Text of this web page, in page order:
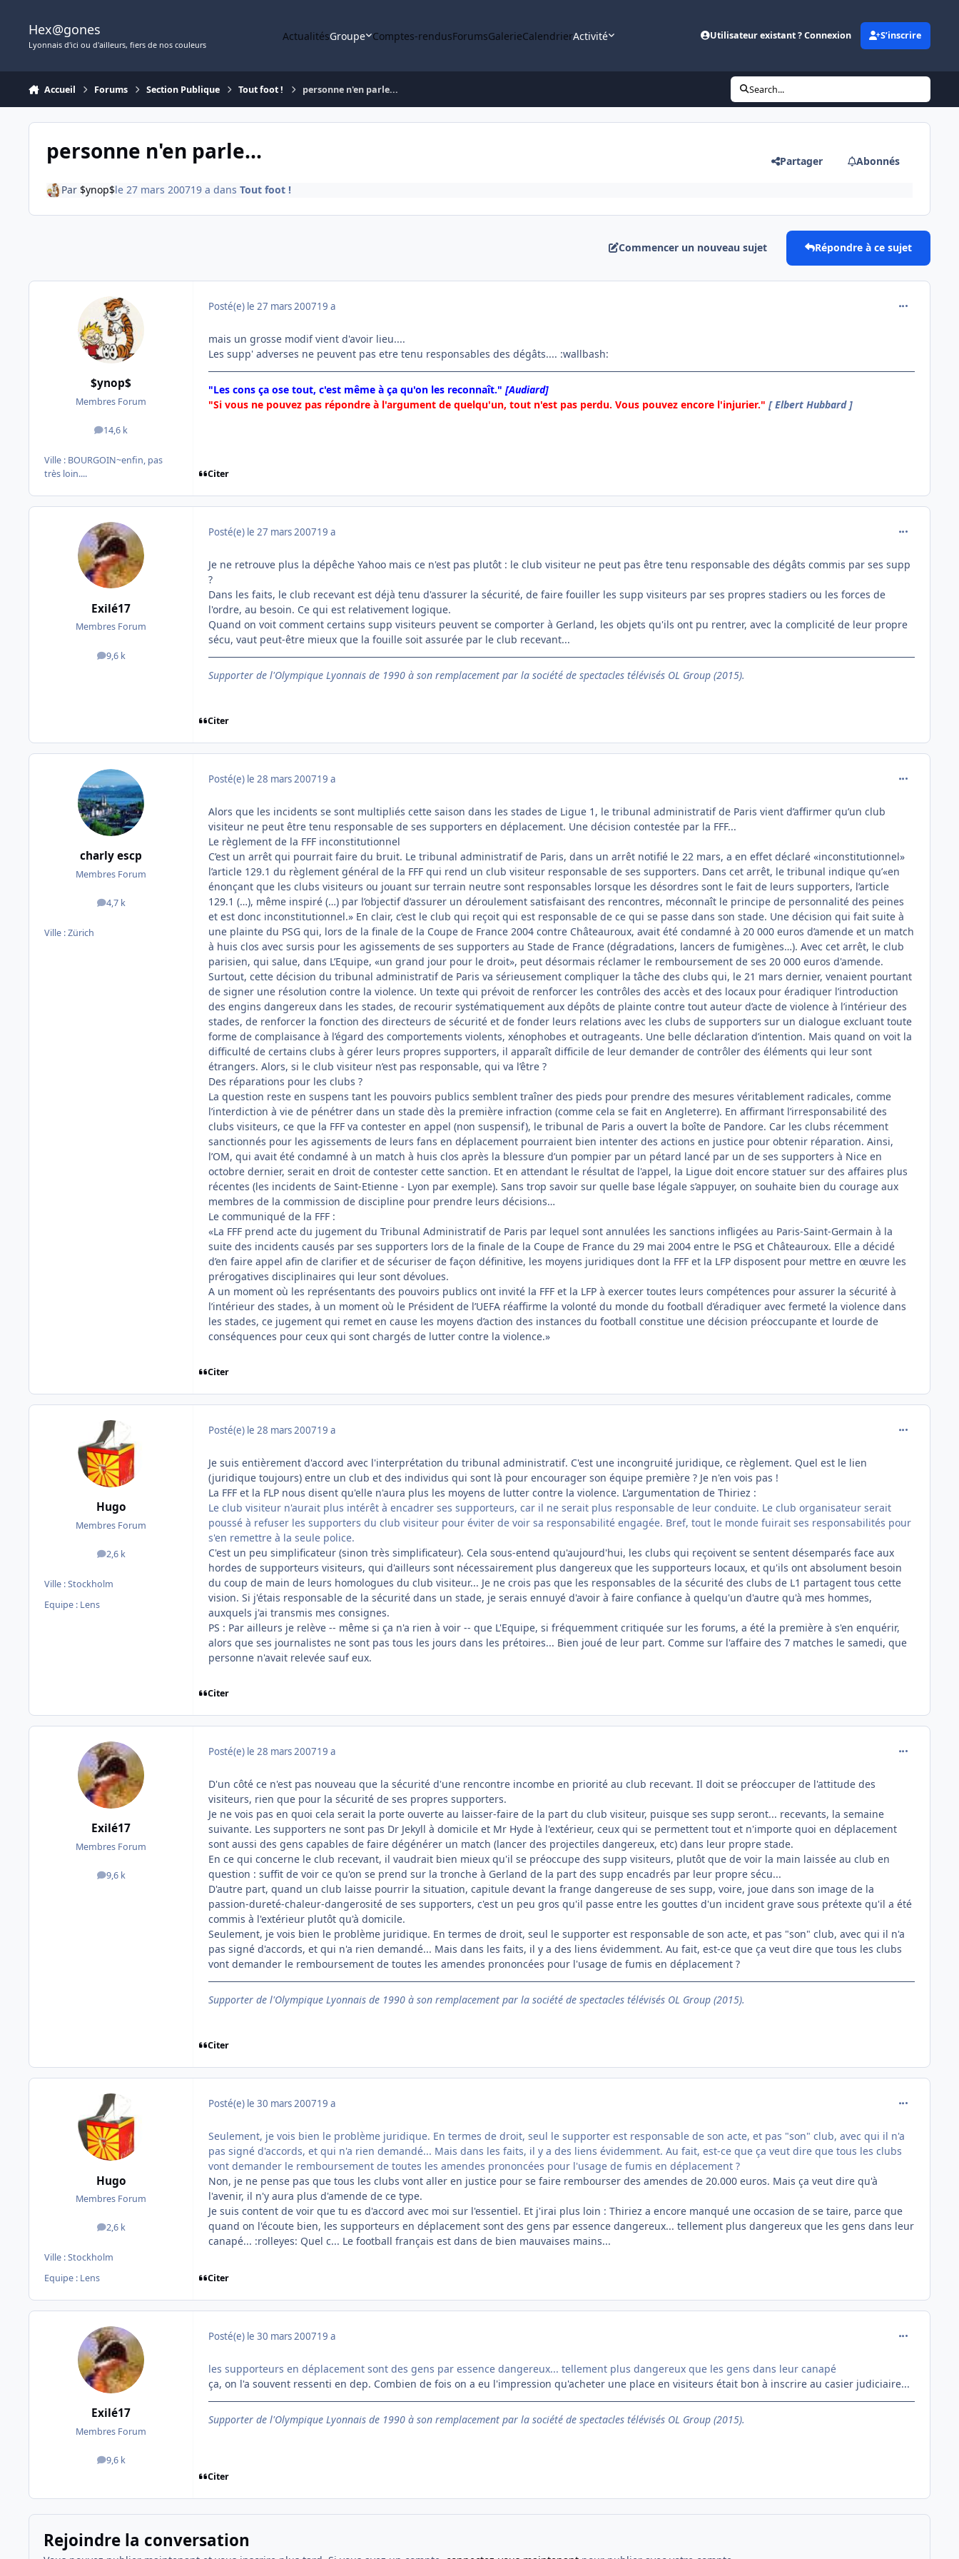
Hex@gones
Lyonnais d'ici ou d'ailleurs, fiers de nos couleurs
ActualitésGroupe Comptes-rendusForumsGalerieCalendrierActivité Utilisateur existant ? Connexion S’inscrire
Accueil Forums Section Publique Tout foot ! personne n'en parle... Search...
personne n'en parle... Partager Abonnés
Par $ynop$le 27 mars 200719 a dans Tout foot !
Commencer un nouveau sujet Répondre à ce sujet
$ynop$
Membres Forum
14,6 k
messages
Ville : BOURGOIN~enfin, pas
très loin....
Posté(e) le 27 mars 200719 a
mais un grosse modif vient d'avoir lieu....
Les supp' adverses ne peuvent pas etre tenu responsables des dégâts.... :wallbash:
"Les cons ça ose tout, c'est même à ça qu'on les reconnaît." [Audiard]
"Si vous ne pouvez pas répondre à l'argument de quelqu'un, tout n'est pas perdu. Vous pouvez encore l'injurier." [ Elbert Hubbard ]
Citer
Exilé17
Membres Forum
9,6 k
messages
Posté(e) le 27 mars 200719 a
Je ne retrouve plus la dépêche Yahoo mais ce n'est pas plutôt : le club visiteur ne peut pas être tenu responsable des dégâts commis par ses supp
?
Dans les faits, le club recevant est déjà tenu d'assurer la sécurité, de faire fouiller les supp visiteurs par ses propres stadiers ou les forces de
l'ordre, au besoin. Ce qui est relativement logique.
Quand on voit comment certains supp visiteurs peuvent se comporter à Gerland, les objets qu'ils ont pu rentrer, avec la complicité de leur propre
sécu, vaut peut-être mieux que la fouille soit assurée par le club recevant...
Supporter de l'Olympique Lyonnais de 1990 à son remplacement par la société de spectacles télévisés OL Group (2015).
Citer
charly escp
Membres Forum
4,7 k
messages
Ville :Zürich
Posté(e) le 28 mars 200719 a
Alors que les incidents se sont multipliés cette saison dans les stades de Ligue 1, le tribunal administratif de Paris vient d’affirmer qu’un club
visiteur ne peut être tenu responsable de ses supporters en déplacement. Une décision contestée par la FFF...
Le règlement de la FFF inconstitutionnel
C’est un arrêt qui pourrait faire du bruit. Le tribunal administratif de Paris, dans un arrêt notifié le 22 mars, a en effet déclaré «inconstitutionnel»
l’article 129.1 du règlement général de la FFF qui rend un club visiteur responsable de ses supporters. Dans cet arrêt, le tribunal indique qu’«en
énonçant que les clubs visiteurs ou jouant sur terrain neutre sont responsables lorsque les désordres sont le fait de leurs supporters, l’article
129.1 (…), même inspiré (…) par l’objectif d’assurer un déroulement satisfaisant des rencontres, méconnaît le principe de personnalité des peines
et est donc inconstitutionnel.» En clair, c’est le club qui reçoit qui est responsable de ce qui se passe dans son stade. Une décision qui fait suite à
une plainte du PSG qui, lors de la finale de la Coupe de France 2004 contre Châteauroux, avait été condamné à 20 000 euros d’amende et un match
à huis clos avec sursis pour les agissements de ses supporters au Stade de France (dégradations, lancers de fumigènes…). Avec cet arrêt, le club
parisien, qui salue, dans L’Equipe, «un grand jour pour le droit», peut désormais réclamer le remboursement de ses 20 000 euros d'amende.
Surtout, cette décision du tribunal administratif de Paris va sérieusement compliquer la tâche des clubs qui, le 21 mars dernier, venaient pourtant
de signer une résolution contre la violence. Un texte qui prévoit de renforcer les contrôles des accès et des locaux pour éradiquer l’introduction
des engins dangereux dans les stades, de recourir systématiquement aux dépôts de plainte contre tout auteur d’acte de violence à l’intérieur des
stades, de renforcer la fonction des directeurs de sécurité et de fonder leurs relations avec les clubs de supporters sur un dialogue excluant toute
forme de complaisance à l’égard des comportements violents, xénophobes et outrageants. Une belle déclaration d’intention. Mais quand on voit la
difficulté de certains clubs à gérer leurs propres supporters, il apparaît difficile de leur demander de contrôler des éléments qui leur sont
étrangers. Alors, si le club visiteur n’est pas responsable, qui va l’être ?
Des réparations pour les clubs ?
La question reste en suspens tant les pouvoirs publics semblent traîner des pieds pour prendre des mesures véritablement radicales, comme
l’interdiction à vie de pénétrer dans un stade dès la première infraction (comme cela se fait en Angleterre). En affirmant l’irresponsabilité des
clubs visiteurs, ce que la FFF va contester en appel (non suspensif), le tribunal de Paris a ouvert la boîte de Pandore. Car les clubs récemment
sanctionnés pour les agissements de leurs fans en déplacement pourraient bien intenter des actions en justice pour obtenir réparation. Ainsi,
l’OM, qui avait été condamné à un match à huis clos après la blessure d’un pompier par un pétard lancé par un de ses supporters à Nice en
octobre dernier, serait en droit de contester cette sanction. Et en attendant le résultat de l'appel, la Ligue doit encore statuer sur des affaires plus
récentes (les incidents de Saint-Etienne - Lyon par exemple). Sans trop savoir sur quelle base légale s’appuyer, on souhaite bien du courage aux
membres de la commission de discipline pour prendre leurs décisions…
Le communiqué de la FFF :
«La FFF prend acte du jugement du Tribunal Administratif de Paris par lequel sont annulées les sanctions infligées au Paris-Saint-Germain à la
suite des incidents causés par ses supporters lors de la finale de la Coupe de France du 29 mai 2004 entre le PSG et Châteauroux. Elle a décidé
d’en faire appel afin de clarifier et de sécuriser de façon définitive, les moyens juridiques dont la FFF et la LFP disposent pour mettre en œuvre les
prérogatives disciplinaires qui leur sont dévolues.
A un moment où les représentants des pouvoirs publics ont invité la FFF et la LFP à exercer toutes leurs compétences pour assurer la sécurité à
l’intérieur des stades, à un moment où le Président de l’UEFA réaffirme la volonté du monde du football d’éradiquer avec fermeté la violence dans
les stades, ce jugement qui remet en cause les moyens d’action des instances du football constitue une décision préoccupante et lourde de
conséquences pour ceux qui sont chargés de lutter contre la violence.»
Citer
Hugo
Membres Forum
2,6 k
messages
Ville :Stockholm
Equipe : Lens
Posté(e) le 28 mars 200719 a
Je suis entièrement d'accord avec l'interprétation du tribunal administratif. C'est une incongruité juridique, ce règlement. Quel est le lien
(juridique toujours) entre un club et des individus qui sont là pour encourager son équipe première ? Je n'en vois pas !
La FFF et la FLP nous disent qu'elle n'aura plus les moyens de lutter contre la violence. L'argumentation de Thiriez :
Le club visiteur n'aurait plus intérêt à encadrer ses supporteurs, car il ne serait plus responsable de leur conduite. Le club organisateur serait
poussé à refuser les supporters du club visiteur pour éviter de voir sa responsabilité engagée. Bref, tout le monde fuirait ses responsabilités pour
s'en remettre à la seule police.
C'est un peu simplificateur (sinon très simplificateur). Cela sous-entend qu'aujourd'hui, les clubs qui reçoivent se sentent désemparés face aux
hordes de supporteurs visiteurs, qui d'ailleurs sont nécessairement plus dangereux que les supporteurs locaux, et qu'ils ont absolument besoin
du coup de main de leurs homologues du club visiteur... Je ne crois pas que les responsables de la sécurité des clubs de L1 partagent tous cette
vision. Si j'étais responsable de la sécurité dans un stade, je serais ennuyé d'avoir à faire confiance à quelqu'un d'autre qu'à mes hommes,
auxquels j'ai transmis mes consignes.
PS : Par ailleurs je relève -- même si ça n'a rien à voir -- que L'Equipe, si fréquemment critiquée sur les forums, a été la première à s'en enquérir,
alors que ses journalistes ne sont pas tous les jours dans les prétoires... Bien joué de leur part. Comme sur l'affaire des 7 matches le samedi, que
personne n'avait relevée sauf eux.
Citer
Exilé17
Membres Forum
9,6 k
messages
Posté(e) le 28 mars 200719 a
D'un côté ce n'est pas nouveau que la sécurité d'une rencontre incombe en priorité au club recevant. Il doit se préoccuper de l'attitude des
visiteurs, rien que pour la sécurité de ses propres supporters.
Je ne vois pas en quoi cela serait la porte ouverte au laisser-faire de la part du club visiteur, puisque ses supp seront... recevants, la semaine
suivante. Les supporters ne sont pas Dr Jekyll à domicile et Mr Hyde à l'extérieur, ceux qui se permettent tout et n'importe quoi en déplacement
sont aussi des gens capables de faire dégénérer un match (lancer des projectiles dangereux, etc) dans leur propre stade.
En ce qui concerne le club recevant, il vaudrait bien mieux qu'il se préoccupe des supp visiteurs, plutôt que de voir la main laissée au club en
question : suffit de voir ce qu'on se prend sur la tronche à Gerland de la part des supp encadrés par leur propre sécu...
D'autre part, quand un club laisse pourrir la situation, capitule devant la frange dangereuse de ses supp, voire, joue dans son image de la
passion-dureté-chaleur-dangerosité de ses supporters, c'est un peu gros qu'il passe entre les gouttes d'un incident grave sous prétexte qu'il a été
commis à l'extérieur plutôt qu'à domicile.
Seulement, je vois bien le problème juridique. En termes de droit, seul le supporter est responsable de son acte, et pas "son" club, avec qui il n'a
pas signé d'accords, et qui n'a rien demandé... Mais dans les faits, il y a des liens évidemment. Au fait, est-ce que ça veut dire que tous les clubs
vont demander le remboursement de toutes les amendes prononcées pour l'usage de fumis en déplacement ?
Supporter de l'Olympique Lyonnais de 1990 à son remplacement par la société de spectacles télévisés OL Group (2015).
Citer
Hugo
Membres Forum
2,6 k
messages
Ville :Stockholm
Equipe : Lens
Posté(e) le 30 mars 200719 a
Seulement, je vois bien le problème juridique. En termes de droit, seul le supporter est responsable de son acte, et pas "son" club, avec qui il n'a
pas signé d'accords, et qui n'a rien demandé... Mais dans les faits, il y a des liens évidemment. Au fait, est-ce que ça veut dire que tous les clubs
vont demander le remboursement de toutes les amendes prononcées pour l'usage de fumis en déplacement ?
Non, je ne pense pas que tous les clubs vont aller en justice pour se faire rembourser des amendes de 20.000 euros. Mais ça veut dire qu'à
l'avenir, il n'y aura plus d'amende de ce type.
Je suis content de voir que tu es d'accord avec moi sur l'essentiel. Et j'irai plus loin : Thiriez a encore manqué une occasion de se taire, parce que
quand on l'écoute bien, les supporteurs en déplacement sont des gens par essence dangereux... tellement plus dangereux que les gens dans leur
canapé... :rolleyes: Quel c... Le football français est dans de bien mauvaises mains...
Citer
Exilé17
Membres Forum
9,6 k
messages
Posté(e) le 30 mars 200719 a
les supporteurs en déplacement sont des gens par essence dangereux... tellement plus dangereux que les gens dans leur canapé
ça, on l'a souvent ressenti en dep. Combien de fois on a eu l'impression qu'acheter une place en visiteurs était bon à inscrire au casier judiciaire...
Supporter de l'Olympique Lyonnais de 1990 à son remplacement par la société de spectacles télévisés OL Group (2015).
Citer
Rejoindre la conversation